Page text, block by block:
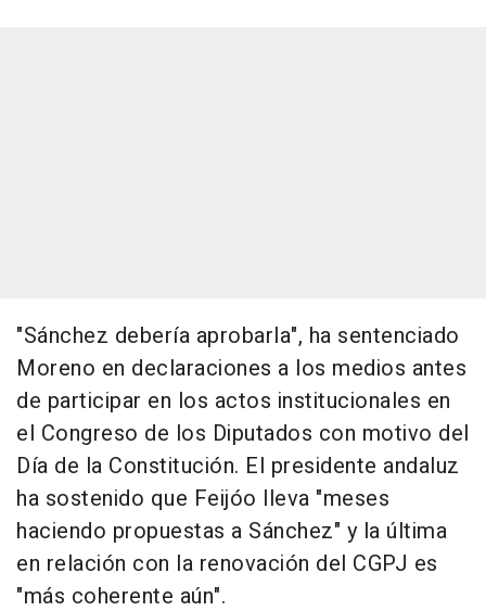
"Sánchez debería aprobarla", ha sentenciado
Moreno en declaraciones a los medios antes
de participar en los actos institucionales en
el Congreso de los Diputados con motivo del
Día de la Constitución. El presidente andaluz
ha sostenido que Feijóo lleva "meses
haciendo propuestas a Sánchez" y la última
en relación con la renovación del CGPJ es
"más coherente aún".